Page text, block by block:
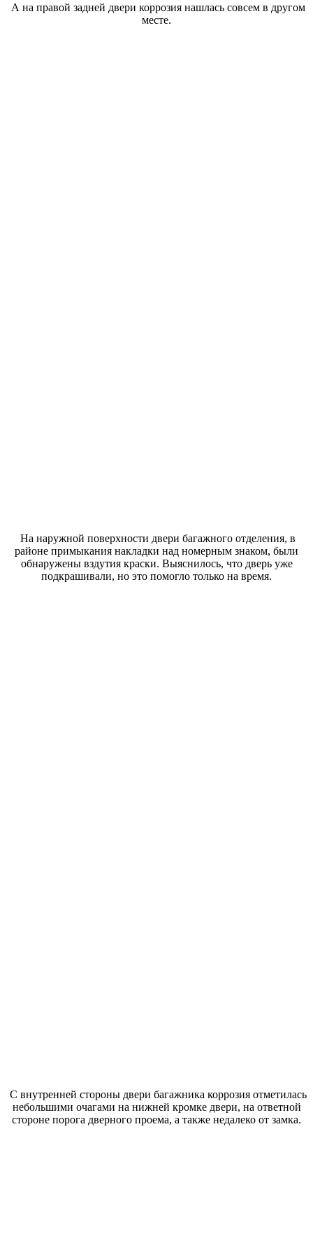
А на правой задней двери коррозия нашлась совсем в другом
месте.
На наружной поверхности двери багажного отделения, в
районе примыкания накладки над номерным знаком, были
обнаружены вздутия краски. Выяснилось, что дверь уже
подкрашивали, но это помогло только на время.
С внутренней стороны двери багажника коррозия отметилась
небольшими очагами на нижней кромке двери, на ответной
стороне порога дверного проема, а также недалеко от замка.